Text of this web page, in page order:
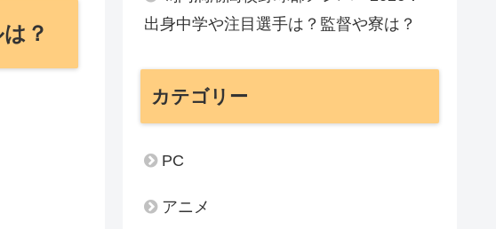
？
出身中学や注目選手は？監督や寮は？
カテゴリー
PC
アニメ